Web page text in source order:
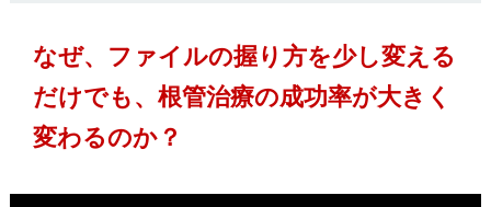
なぜ、ファイルの握り方を少し変える
だけでも、根管治療の成功率が大きく
変わるのか？